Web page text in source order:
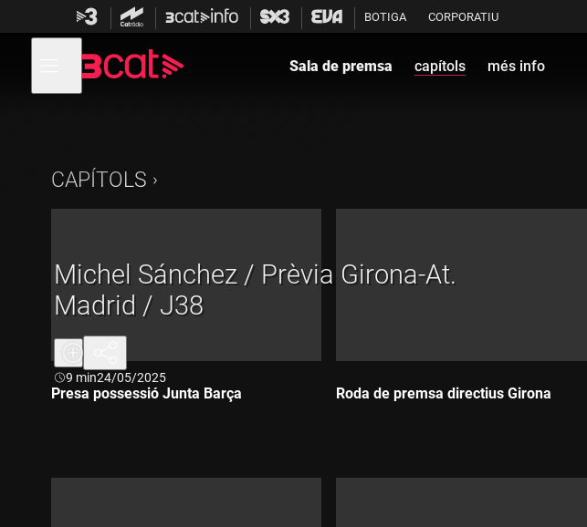
contingut
BOTIGA CORPORATIU
menú
de
Sala de premsa capítols més info
Michel Sánchez / Prèvia Girona-At.
Madrid / J38
Durada:
9 min24/05/2025
CAPÍTOLS
Presa possessió Junta Barça Roda de premsa directius Girona